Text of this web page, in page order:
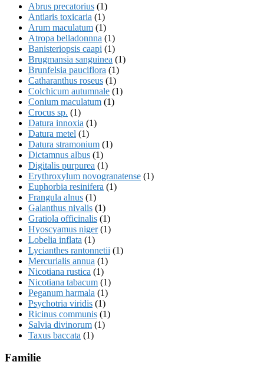
Abrus precatorius (1)
Antiaris toxicaria (1)
Arum maculatum (1)
Atropa belladonnna (1)
Banisteriopsis caapi (1)
Brugmansia sanguinea (1)
Brunfelsia pauciflora (1)
Catharanthus roseus (1)
Colchicum autumnale (1)
Conium maculatum (1)
Crocus sp. (1)
Datura innoxia (1)
Datura metel (1)
Datura stramonium (1)
Dictamnus albus (1)
Digitalis purpurea (1)
Erythroxylum novogranatense (1)
Euphorbia resinifera (1)
Frangula alnus (1)
Galanthus nivalis (1)
Gratiola officinalis (1)
Hyoscyamus niger(1)
Lobelia inflata (1)
Lycianthes rantonnetii (1)
Mercurialis annua (1)
Nicotiana rustica (1)
Nicotiana tabacum (1)
Peganum harmala (1)
Psychotria viridis (1)
Ricinus communis (1)
Salvia divinorum (1)
Taxus baccata (1)
Familie